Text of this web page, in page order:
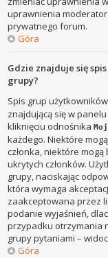
uprawnienia
prywatnego forum.
Góra
Gdzie znajduje się
grupy?
Spis grup
znajdującą się w
kliknięciu odnośnika
każdego. Niektóre
członka, niektóre
ukrytych członków.
grupy, naciskając
która wymaga
zaakceptowana przez
podanie wyjaśnień,
przypadku otrzymania
grupy pytaniami –
Góra